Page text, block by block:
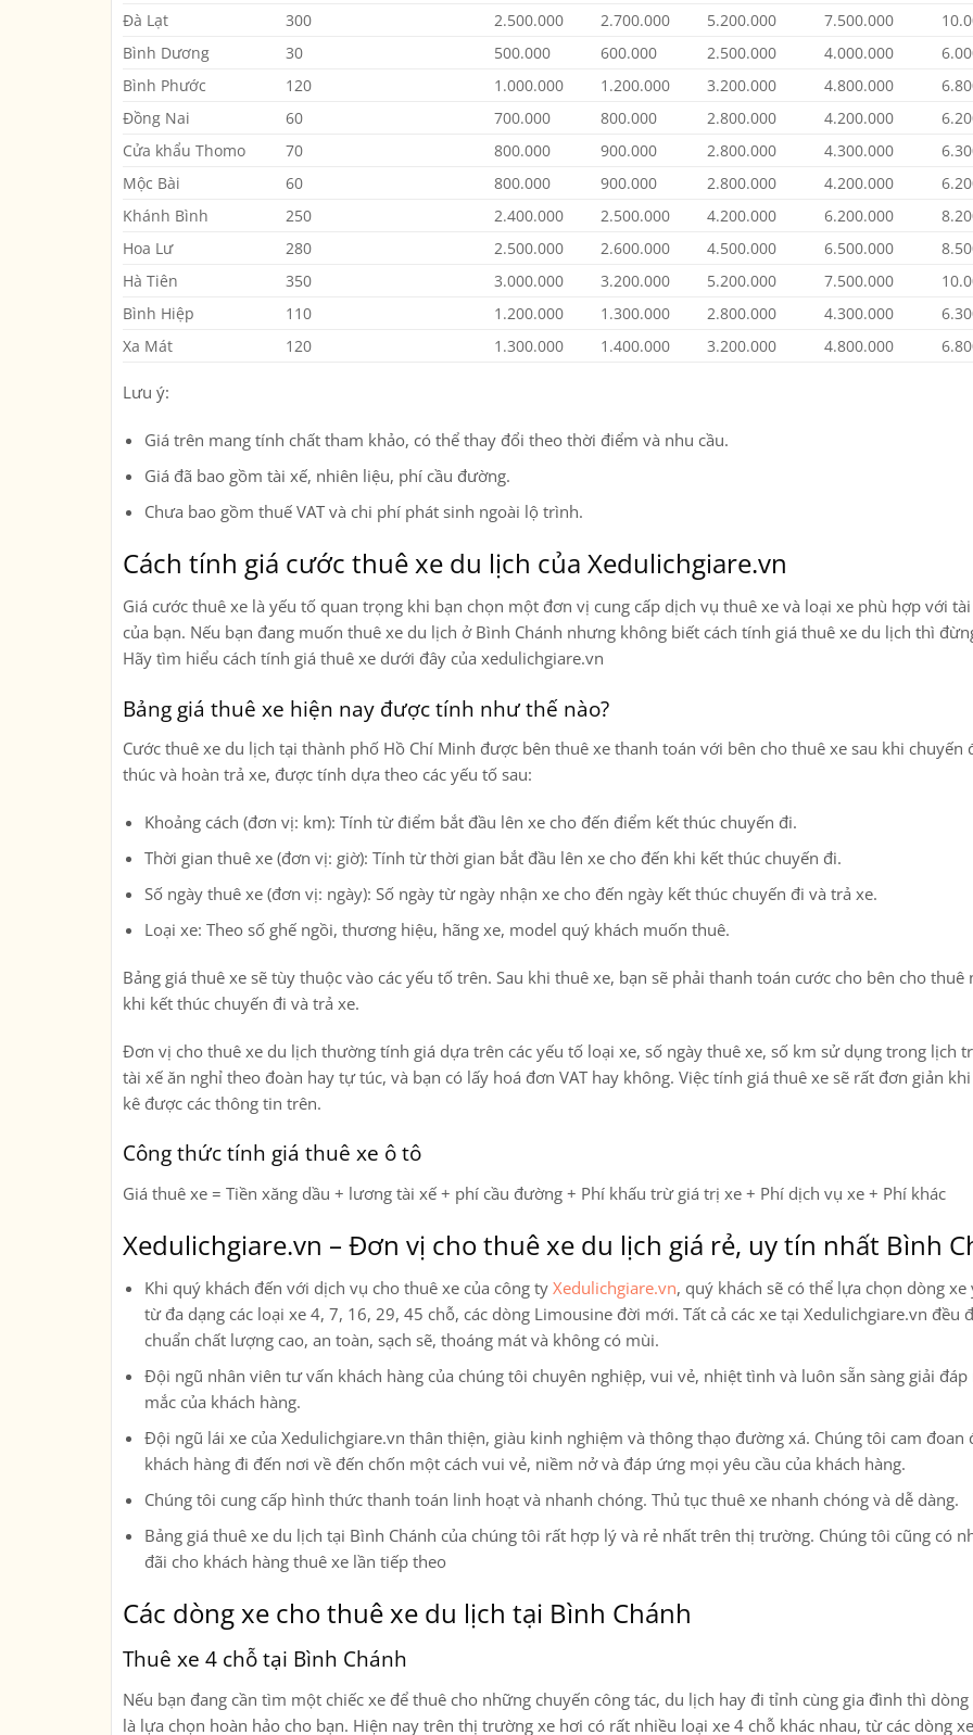
Đà Lạt
300 2.500.000 2.700.000 5.200.000 7.500.000
Bình Dương
30 500.000 600.000 2.500.000 4.000.000
Bình Phước
120 1.000.000 1.200.000 3.200.000 4.800.000
Đồng Nai
60 700.000 800.000 2.800.000 4.200.000
Cửa khẩu Thomo
70 800.000 900.000 2.800.000 4.300.000
Mộc Bài
60 800.000 900.000 2.800.000 4.200.000
Khánh Bình
250 2.400.000 2.500.000 4.200.000 6.200.000
Hoa Lư
280 2.500.000 2.600.000 4.500.000 6.500.000
Hà Tiên
350 3.000.000 3.200.000 5.200.000 7.500.000
Bình Hiệp
110 1.200.000 1.300.000 2.800.000 4.300.000
Xa Mát
120 1.300.000 1.400.000 3.200.000 4.800.000
Lưu ý:
Giá trên mang tính chất tham khảo, có thể thay đổi theo thời điểm và nhu cầu.
Giá đã bao gồm tài xế, nhiên liệu, phí cầu đường.
Chưa bao gồm thuế VAT và chi phí phát sinh ngoài lộ trình.
Cách tính giá cước thuê xe du lịch của Xedulichgiare.vn
Giá cước thuê xe là yếu tố quan trọng khi bạn chọn một đơn vị cung cấp dịch vụ thuê xe và loại xe phù hợp với
của bạn. Nếu bạn đang muốn thuê xe du lịch ở Bình Chánh nhưng không biết cách tính giá thuê xe du lịch thì
Hãy tìm hiểu cách tính giá thuê xe dưới đây của xedulichgiare.vn
Bảng giá thuê xe hiện nay được tính như thế nào?
Cước thuê xe du lịch tại thành phố Hồ Chí Minh được bên thuê xe thanh toán với bên cho thuê xe sau khi chuyến
thúc và hoàn trả xe, được tính dựa theo các yếu tố sau:
Khoảng cách (đơn vị: km): Tính từ điểm bắt đầu lên xe cho đến điểm kết thúc chuyến đi.
Thời gian thuê xe (đơn vị: giờ): Tính từ thời gian bắt đầu lên xe cho đến khi kết thúc chuyến đi.
Số ngày thuê xe (đơn vị: ngày): Số ngày từ ngày nhận xe cho đến ngày kết thúc chuyến đi và trả xe.
Loại xe: Theo số ghế ngồi, thương hiệu, hãng xe, model quý khách muốn thuê.
Bảng giá thuê xe sẽ tùy thuộc vào các yếu tố trên. Sau khi thuê xe, bạn sẽ phải thanh toán cước cho bên cho thuê
khi kết thúc chuyến đi và trả xe.
Đơn vị cho thuê xe du lịch thường tính giá dựa trên các yếu tố loại xe, số ngày thuê xe, số km sử dụng trong lịch
tài xế ăn nghỉ theo đoàn hay tự túc, và bạn có lấy hoá đơn VAT hay không. Việc tính giá thuê xe sẽ rất đơn giản
kê được các thông tin trên.
Công thức tính giá thuê xe ô tô
Giá thuê xe = Tiền xăng dầu + lương tài xế + phí cầu đường + Phí khấu trừ giá trị xe + Phí dịch vụ xe + Phí khác
Xedulichgiare.vn – Đơn vị cho thuê xe du lịch giá rẻ, uy tín nhất Bình
Khi quý khách đến với dịch vụ cho thuê xe của công ty Xedulichgiare.vn, quý khách sẽ có thể lựa chọn dòng xe
từ đa dạng các loại xe 4, 7, 16, 29, 45 chỗ, các dòng Limousine đời mới. Tất cả các xe tại Xedulichgiare.vn đều
chuẩn chất lượng cao, an toàn, sạch sẽ, thoáng mát và không có mùi.
Đội ngũ nhân viên tư vấn khách hàng của chúng tôi chuyên nghiệp, vui vẻ, nhiệt tình và luôn sẵn sàng giải
mắc của khách hàng.
Đội ngũ lái xe của Xedulichgiare.vn thân thiện, giàu kinh nghiệm và thông thạo đường xá. Chúng tôi cam đoan
khách hàng đi đến nơi về đến chốn một cách vui vẻ, niềm nở và đáp ứng mọi yêu cầu của khách hàng.
Chúng tôi cung cấp hình thức thanh toán linh hoạt và nhanh chóng. Thủ tục thuê xe nhanh chóng và dễ dàng.
Bảng giá thuê xe du lịch tại Bình Chánh của chúng tôi rất hợp lý và rẻ nhất trên thị trường. Chúng tôi cũng có
đãi cho khách hàng thuê xe lần tiếp theo
Các dòng xe cho thuê xe du lịch tại Bình Chánh
Thuê xe 4 chỗ tại Bình Chánh
Nếu bạn đang cần tìm một chiếc xe để thuê cho những chuyến công tác, du lịch hay đi tỉnh cùng gia đình thì dòng
là lựa chọn hoàn hảo cho bạn. Hiện nay trên thị trường xe hơi có rất nhiều loại xe 4 chỗ khác nhau, từ các dòng